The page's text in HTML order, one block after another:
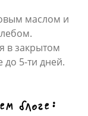
маслом и
в закрытом
до 5-ти дней.
блоге: